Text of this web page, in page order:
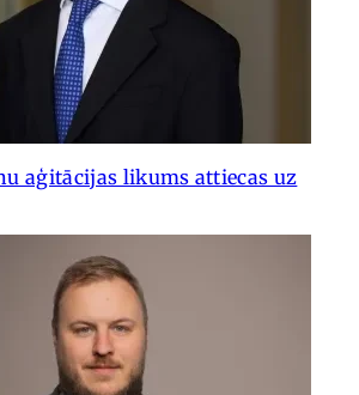
aģitācijas likums attiecas uz